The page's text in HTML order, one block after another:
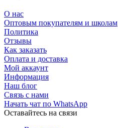
О нас
Оптовым покупателям и школам
Политика
Отзывы
Как заказать
Оплата и доставка
Мой аккаунт
Информация
Наш блог
Связь с нами
Начать чат по WhatsApp
Оставайтесь на связи